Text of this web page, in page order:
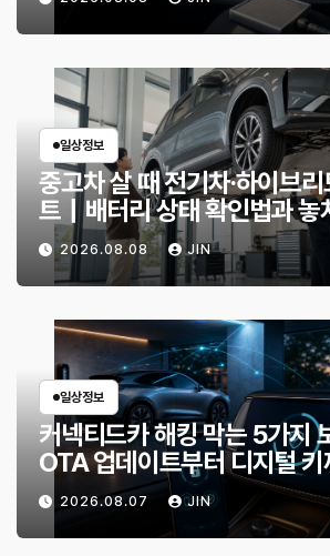
일상정보
중고차 살 때 전기차·하이브
트｜배터리 상태 확인법과 놓
험 신호
2026.08.08 JIN
일상정보
커넥티드카 해킹 막는 5가지
OTA 업데이트부터 디지털 키
인할 것은?
2026.08.07 JIN